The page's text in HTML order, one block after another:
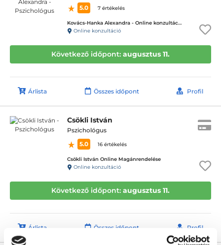
5.0
7 értékelés
Kovács-Hanka Alexandra - Online konzultáció
Online konzultáció
Következő időpont: augusztus 11.
Árlista Összes időpont Profil
Csökli István
Pszichológus
5.0
16 értékelés
Csökli István Online Magánrendelése
Online konzultáció
Következő időpont: augusztus 11.
Árlista Összes időpont Profil